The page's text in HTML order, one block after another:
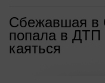
Сбежавшая
попала в ДТП
каяться